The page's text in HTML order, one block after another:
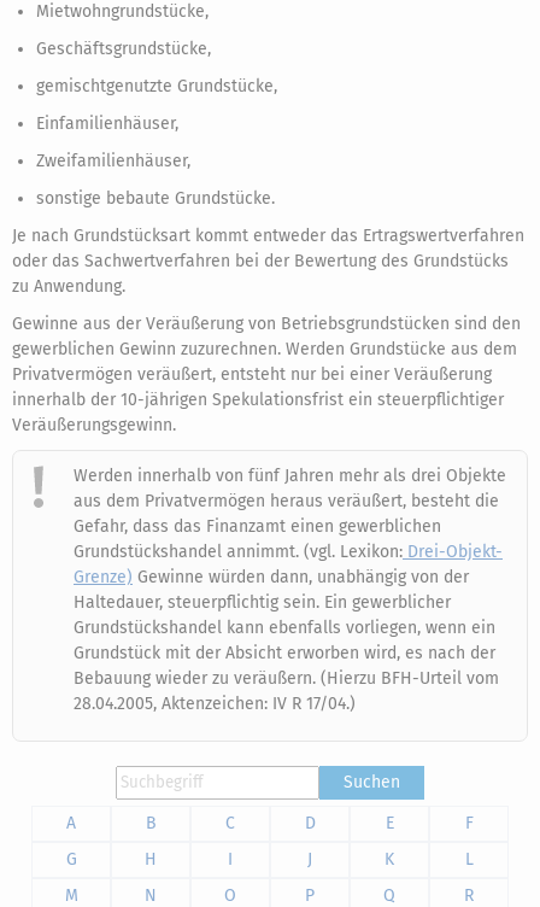
Mietwohngrundstücke,
Geschäftsgrundstücke,
gemischtgenutzte Grundstücke,
Einfamilienhäuser,
Zweifamilienhäuser,
sonstige bebaute Grundstücke.
Je nach Grundstücksart kommt entweder das Ertragswertverfahren
oder das Sachwertverfahren bei der Bewertung des Grundstücks
zu Anwendung.
Gewinne aus der Veräußerung von Betriebsgrundstücken sind den
gewerblichen Gewinn zuzurechnen. Werden Grundstücke aus dem
Privatvermögen veräußert, entsteht nur bei einer Veräußerung
innerhalb der 10-jährigen Spekulationsfrist ein steuerpflichtiger
Veräußerungsgewinn.
Werden innerhalb von fünf Jahren mehr als drei Objekte
aus dem Privatvermögen heraus veräußert, besteht die
Gefahr, dass das Finanzamt einen gewerblichen
Grundstückshandel annimmt. (vgl. Lexikon: Drei-Objekt-
Grenze) Gewinne würden dann, unabhängig von der
Haltedauer, steuerpflichtig sein. Ein gewerblicher
Grundstückshandel kann ebenfalls vorliegen, wenn ein
Grundstück mit der Absicht erworben wird, es nach der
Bebauung wieder zu veräußern. (Hierzu BFH-Urteil vom
28.04.2005, Aktenzeichen: IV R 17/04.)
Suchen
A
B C D E
F
G
H I J K
L
M
N O P Q
R